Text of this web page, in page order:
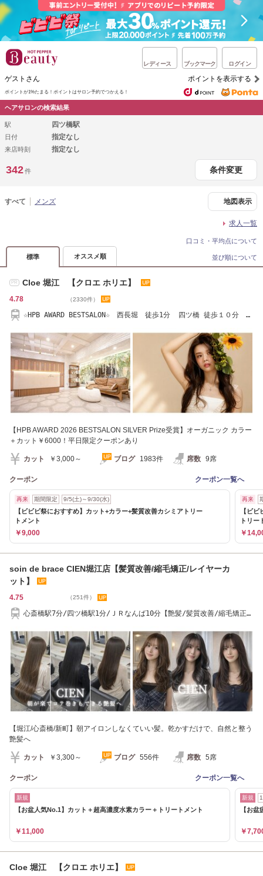
レディース ブックマーク ログイン
ゲストさん ポイントを表示する
ポイントが1%たまる！ ポイントはサロン予約でつかえる！
ヘアサロンの検索結果
駅 四ツ橋駅
日付 指定なし
来店時刻 指定なし
342件 条件変更
すべて メンズ 地図表示
求人一覧
口コミ・平均点について
標準 オススメ順 並び順について
PR Cloe 堀江 【クロエ ホリエ】
4.78 （2330件）
☆HPB AWARD BESTSALON☆ 西長堀 徒歩1分 四ツ橋 徒歩１０分
【HPB AWARD 2026 BESTSALON SILVER Prize受賞】オーガニック カラー
＋カット￥6000！平日限定クーポンあり
カット ￥3,000～ ブログ 1983件 席数 9席
クーポン クーポン一覧へ
再来 期間限定 9/5(土)～9/30(水)
【ビビビ祭におすすめ】カット+カラー+髪質改善カシミアトリー
トメント
￥9,000
再来
【ビ
トリー
￥
soin de brace CIEN堀江店【髪質改善/縮毛矯正/レイヤーカ
ット】
4.75 （251件）
心斎橋駅7分/四ツ橋駅1分/ＪＲなんば10分【艶髪/髪質改善/縮毛矯正/
【堀江/心斎橋/新町】朝アイロンしなくていい髪。乾かすだけで、自然と整う
艶髪へ
カット ￥3,300～ ブログ 556件 席数 5席
クーポン クーポン一覧へ
新規
【お盆人気No.1】カット＋超高濃度水素カラー＋トリートメント
￥11,000
新規
【お
￥
Cloe 堀江 【クロエ ホリエ】